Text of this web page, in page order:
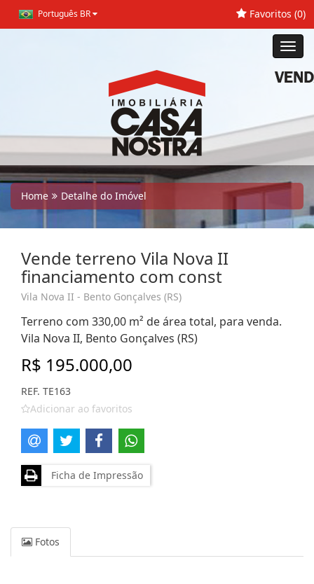
Português BR Favoritos (0)
Home Detalhe do Imóvel
Vende terreno Vila Nova II
financiamento com const
Vila Nova II - Bento Gonçalves (RS)
Terreno com 330,00 m² de área total, para venda.
Vila Nova II, Bento Gonçalves (RS)
R$ 195.000,00
REF. TE163
Adicionar ao favoritos
Ficha de Impressão
Fotos